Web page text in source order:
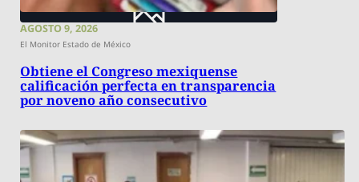
AGOSTO 9, 2026
El Monitor Estado de México
Obtiene el Congreso mexiquense
calificación perfecta en transparencia
por noveno año consecutivo